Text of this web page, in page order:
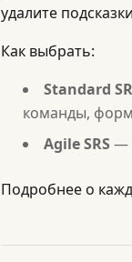
удалите
Как выбрать:
Standard
команды,
Agile SRS —
Подробнее о